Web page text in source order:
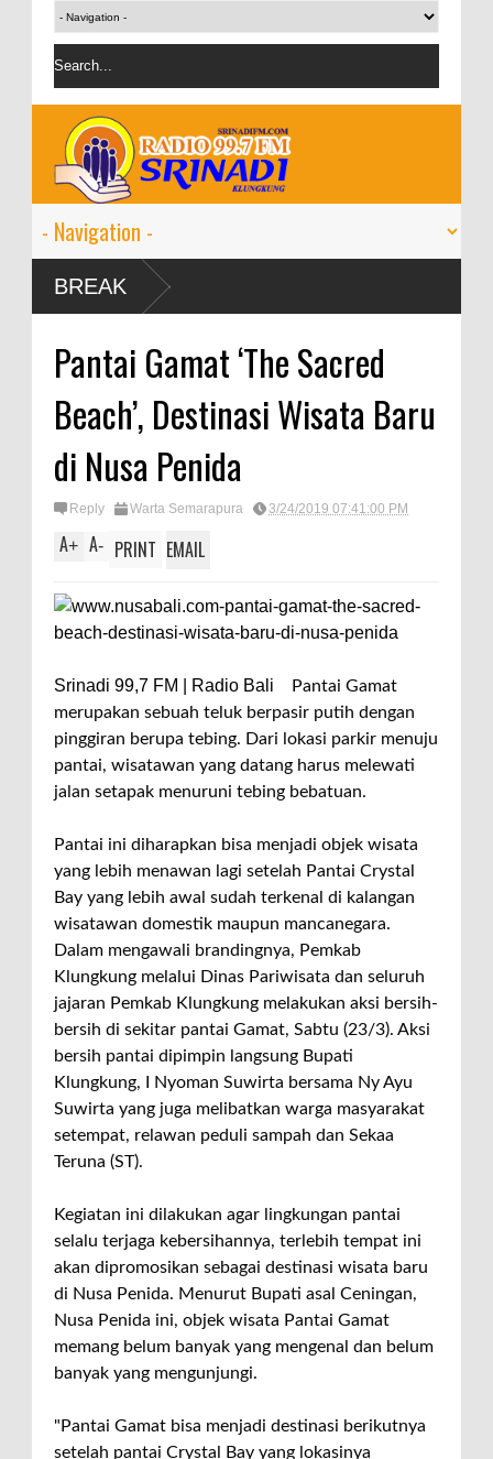
BREAK
Pantai Gamat ‘The Sacred
Beach’, Destinasi Wisata Baru
di Nusa Penida
Reply Warta Semarapura 3/24/2019 07:41:00 PM
A+ A- PRINT EMAIL
Srinadi 99,7 FM | Radio Bali
Pantai Gamat
merupakan sebuah teluk berpasir putih dengan
pinggiran berupa tebing. Dari lokasi parkir menuju
pantai, wisatawan yang datang harus melewati
jalan setapak menuruni tebing bebatuan.
Pantai ini diharapkan bisa menjadi objek wisata
yang lebih menawan lagi setelah Pantai Crystal
Bay yang lebih awal sudah terkenal di kalangan
wisatawan domestik maupun mancanegara.
Dalam mengawali brandingnya, Pemkab
Klungkung melalui Dinas Pariwisata dan seluruh
jajaran Pemkab Klungkung melakukan aksi bersih-
bersih di sekitar pantai Gamat, Sabtu (23/3). Aksi
bersih pantai dipimpin langsung Bupati
Klungkung, I Nyoman Suwirta bersama Ny Ayu
Suwirta yang juga melibatkan warga masyarakat
setempat, relawan peduli sampah dan Sekaa
Teruna (ST).
Kegiatan ini dilakukan agar lingkungan pantai
selalu terjaga kebersihannya, terlebih tempat ini
akan dipromosikan sebagai destinasi wisata baru
di Nusa Penida. Menurut Bupati asal Ceningan,
Nusa Penida ini, objek wisata Pantai Gamat
memang belum banyak yang mengenal dan belum
banyak yang mengunjungi.
"Pantai Gamat bisa menjadi destinasi berikutnya
setelah pantai Crystal Bay yang lokasinya